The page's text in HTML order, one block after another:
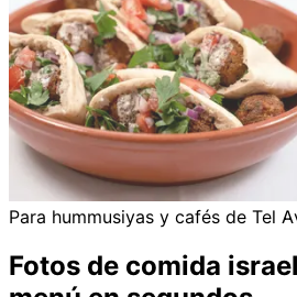
Para hummusiyas y cafés de Tel
Fotos de comida